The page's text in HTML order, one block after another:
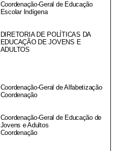
Coordenação-Geral de Educação
Escolar Indígena
DIRETORIA DE POLÍTICAS DA
EDUCAÇÃO DE JOVENS E
ADULTOS
Coordenação-Geral de Alfabetização
Coordenação
Coordenação-Geral de Educação de
Jovens e Adultos
Coordenação